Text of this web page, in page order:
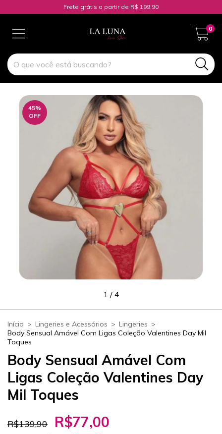
Frete grátis a partir de R$ 199,90
0
45%
OFF
1 / 4
Início > Lingeries e Acessórios > Lingeries >
Body Sensual Amável Com Ligas Coleção Valentines Day Mil
Toques
Body Sensual Amável Com
Ligas Coleção Valentines Day
Mil Toques
R$139,90 R$77,00